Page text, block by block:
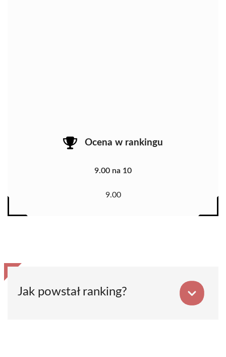
Ocena w rankingu
9.00 na 10
9.00
Jak powstał ranking?